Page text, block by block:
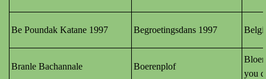
Be Poundak Katane 1997 Begroetingsdans 1997
Branle Bachannale Boerenplof
you